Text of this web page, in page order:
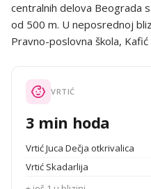
centralnih delova Beograda
od 500 m. U neposrednoj
Pravno-poslovna škola,
VRTIĆ
3 min hoda
Vrtić Juca Dečja otkrivalica
Vrtić Skadarlija